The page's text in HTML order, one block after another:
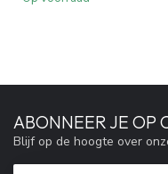
ABONNEER JE OP
Blijf op de hoogte over